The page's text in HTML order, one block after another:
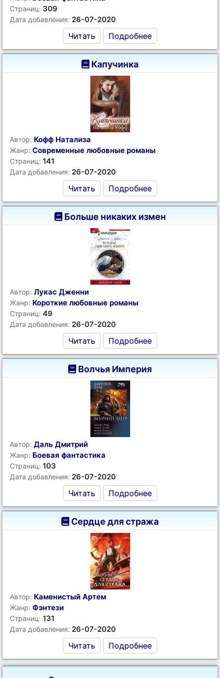
Страниц: 309
Дата добавления: 26-07-2020
Читать Подробнее
Капучинка
Автор: Кофф Натализа
Жанр: Современные любовные романы
Страниц: 141
Дата добавления: 26-07-2020
Читать Подробнее
Больше никаких измен
Автор: Лукас Дженни
Жанр: Короткие любовные романы
Страниц: 49
Дата добавления: 26-07-2020
Читать Подробнее
Волчья Империя
Автор: Даль Дмитрий
Жанр: Боевая фантастика
Страниц: 103
Дата добавления: 26-07-2020
Читать Подробнее
Сердце для стража
Автор: Каменистый Артем
Жанр: Фэнтези
Страниц: 131
Дата добавления: 26-07-2020
Читать Подробнее